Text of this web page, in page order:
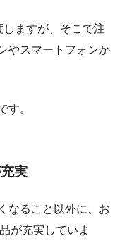
ますが、そこで注
やスマートフォンか
す。
実
なること以外に、お
が充実していま